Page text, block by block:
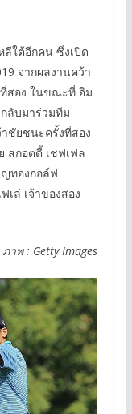
ลีใต้อีกคน ซึ่งเปิด
จากผลงานคว้า
สอง ในขณะที่ อิม
ลับมาร่วมทีม
ชัยชนะครั้งที่สอง
สกอตตี้ เชฟเฟล
ญทองกอล์ฟ
เล่ เจ้าของสอง
ภาพ : Getty Images